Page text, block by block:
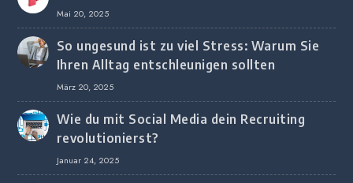
Mai 20, 2025
So ungesund ist zu viel Stress: Warum Sie
Ihren Alltag entschleunigen sollten
März 20, 2025
Wie du mit Social Media dein Recruiting
revolutionierst?
Januar 24, 2025